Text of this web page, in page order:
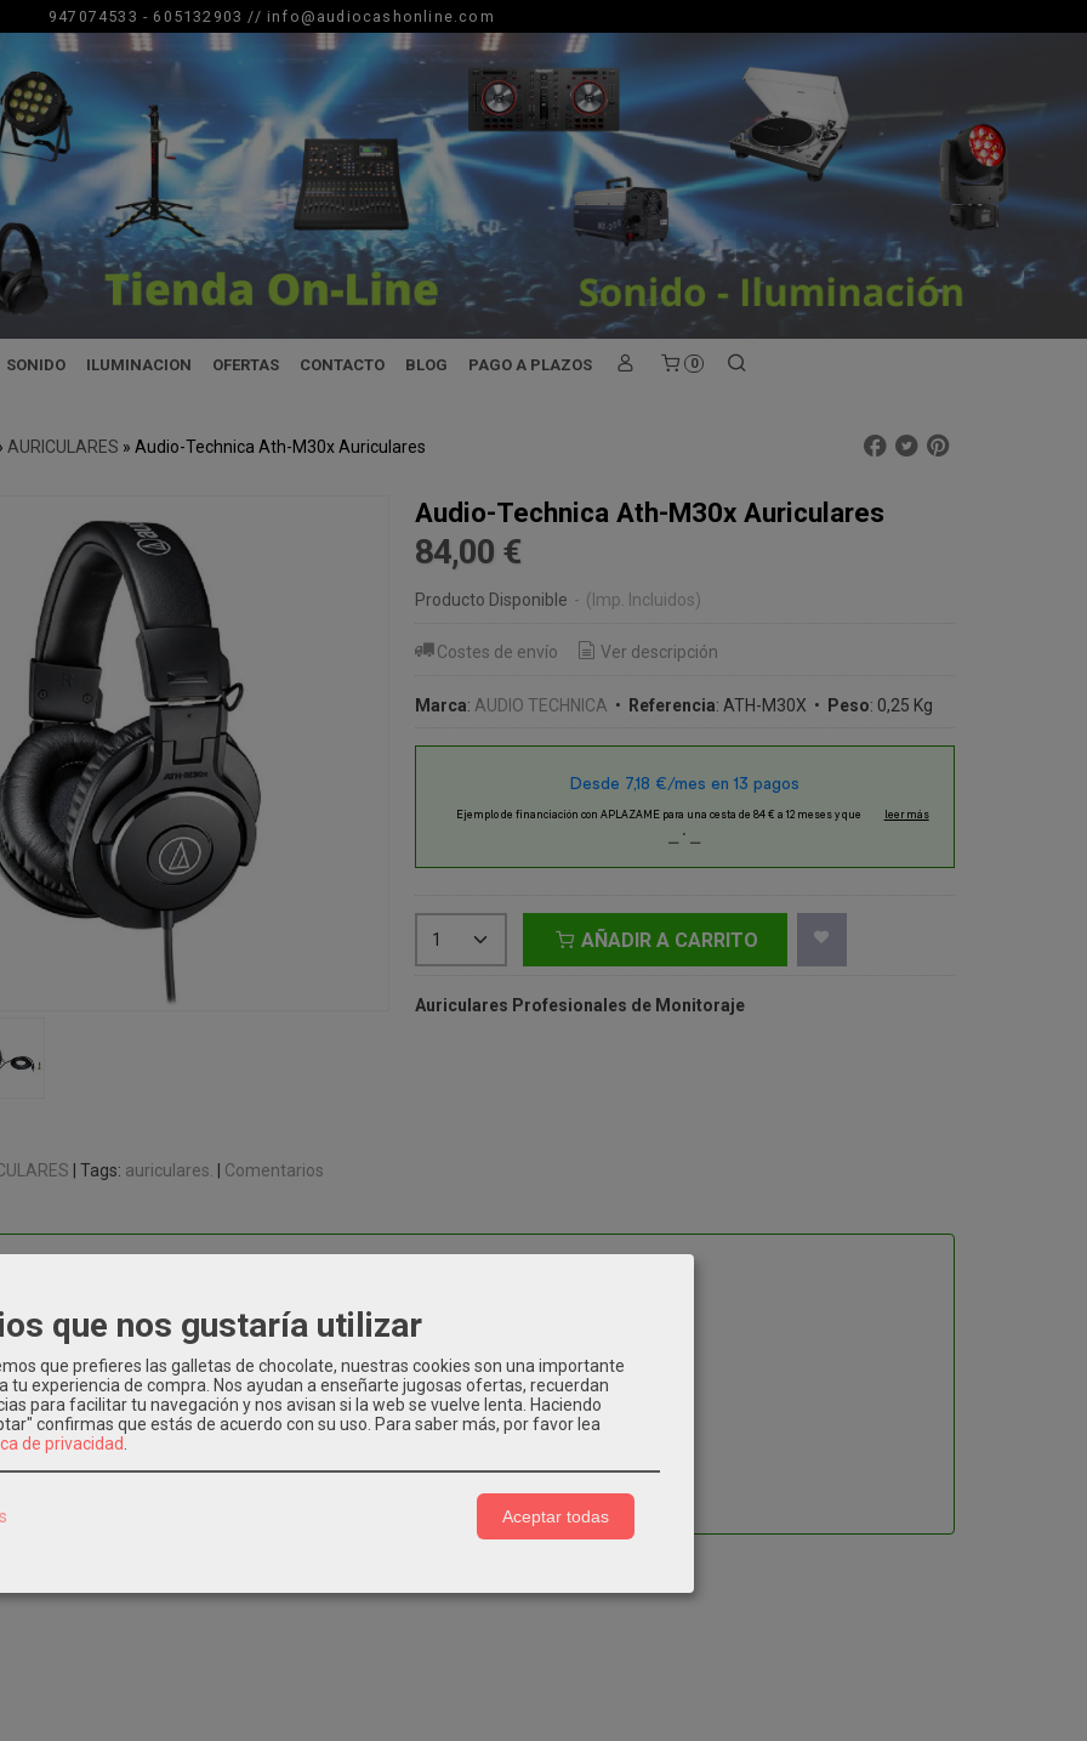
947074533 - 605132903 // info@audiocashonline.com
SONIDO ILUMINACION OFERTAS CONTACTO BLOG PAGO A PLAZOS 0
AURICULARES » Audio-Technica Ath-M30x Auriculares
Audio-Technica Ath-M30x Auriculares
84,00 €
Producto Disponible - (Imp. Incluidos)
Costes de envío Ver descripción
Marca: AUDIO TECHNICA • Referencia: ATH-M30X • Peso: 0,25 Kg
AÑADIR A CARRITO
Auriculares Profesionales de Monitoraje
Tags: auriculares. Comentarios
de Monitoraje
diseño y construcción
de 40 mm con imanes de tierras raras
para ofrecer el máximo detalle con unos excelente medios
que rodea totalmente el oído
aislamiento en entornos ruidosos
que nos gustaría utilizar
que prefieres las galletas de chocolate, nuestras cookies son una importante
tu experiencia de compra. Nos ayudan a enseñarte jugosas ofertas, recuerdan
para facilitar tu navegación y nos avisan si la web se vuelve lenta. Haciendo
confirmas que estás de acuerdo con su uso. Para saber más, por favor lea
de privacidad.
Aceptar todas